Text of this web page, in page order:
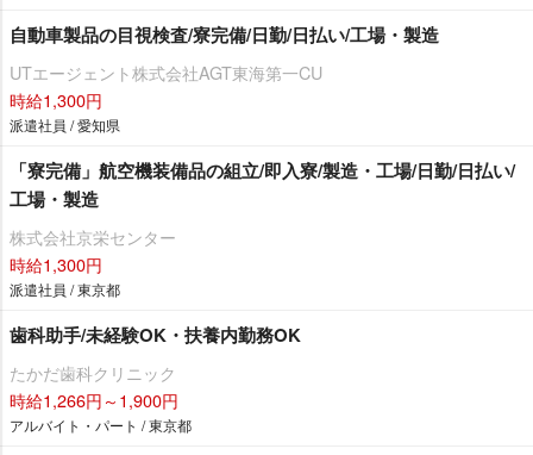
自動車製品の目視検査/寮完備/日勤/日払い/工場・製造
UTエージェント株式会社AGT東海第一CU
時給1,300円
派遣社員 / 愛知県
「寮完備」航空機装備品の組立/即入寮/製造・工場/日勤/日払い/
工場・製造
株式会社京栄センター
時給1,300円
派遣社員 / 東京都
歯科助手/未経験OK・扶養内勤務OK
たかだ歯科クリニック
時給1,266円～1,900円
アルバイト・パート / 東京都